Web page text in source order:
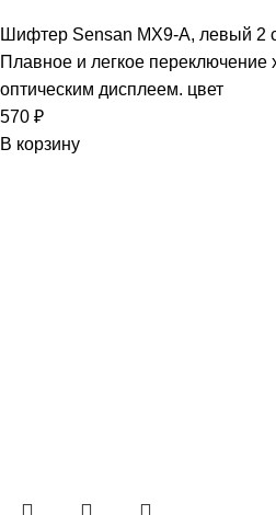
Шифтер Sensan MX9-A, левый 2
Плавное и легкое переключение
оптическим дисплеем. цвет
570 ₽
В корзину